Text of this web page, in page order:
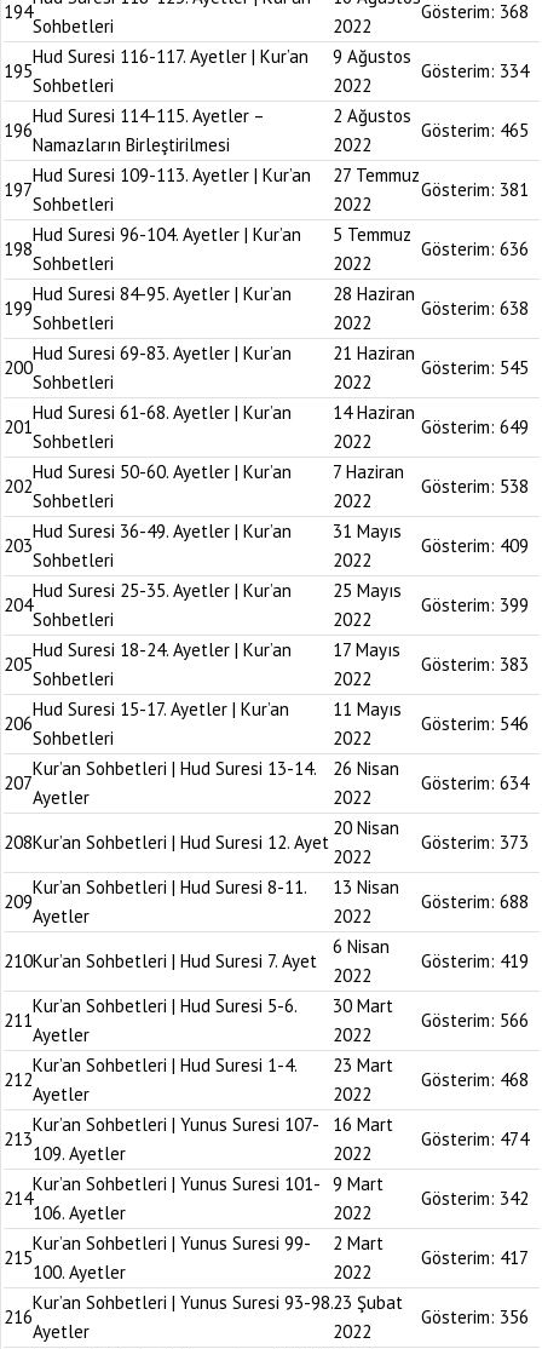
194
Sohbetleri
2022
Gösterim: 368
195
Hud Suresi 116-117. Ayetler | Kur’an
Sohbetleri
9 Ağustos
2022
Gösterim: 334
196
Hud Suresi 114-115. Ayetler –
Namazların Birleştirilmesi
2 Ağustos
2022
Gösterim: 465
197
Hud Suresi 109-113. Ayetler | Kur’an
Sohbetleri
27 Temmuz
2022
Gösterim: 381
198
Hud Suresi 96-104. Ayetler | Kur’an
Sohbetleri
5 Temmuz
2022
Gösterim: 636
199
Hud Suresi 84-95. Ayetler | Kur’an
Sohbetleri
28 Haziran
2022
Gösterim: 638
200
Hud Suresi 69-83. Ayetler | Kur’an
Sohbetleri
21 Haziran
2022
Gösterim: 545
201
Hud Suresi 61-68. Ayetler | Kur’an
Sohbetleri
14 Haziran
2022
Gösterim: 649
202
Hud Suresi 50-60. Ayetler | Kur’an
Sohbetleri
7 Haziran
2022
Gösterim: 538
203
Hud Suresi 36-49. Ayetler | Kur’an
Sohbetleri
31 Mayıs
2022
Gösterim: 409
204
Hud Suresi 25-35. Ayetler | Kur’an
Sohbetleri
25 Mayıs
2022
Gösterim: 399
205
Hud Suresi 18-24. Ayetler | Kur’an
Sohbetleri
17 Mayıs
2022
Gösterim: 383
206
Hud Suresi 15-17. Ayetler | Kur’an
Sohbetleri
11 Mayıs
2022
Gösterim: 546
207
Kur’an Sohbetleri | Hud Suresi 13-14.
Ayetler
26 Nisan
2022
Gösterim: 634
208Kur’an Sohbetleri | Hud Suresi 12. Ayet
20 Nisan
2022
Gösterim: 373
209
Kur’an Sohbetleri | Hud Suresi 8-11.
Ayetler
13 Nisan
2022
Gösterim: 688
210Kur’an Sohbetleri | Hud Suresi 7. Ayet
6 Nisan
2022
Gösterim: 419
211
Kur’an Sohbetleri | Hud Suresi 5-6.
Ayetler
30 Mart
2022
Gösterim: 566
212
Kur’an Sohbetleri | Hud Suresi 1-4.
Ayetler
23 Mart
2022
Gösterim: 468
213
Kur’an Sohbetleri | Yunus Suresi 107-
109. Ayetler
16 Mart
2022
Gösterim: 474
214
Kur’an Sohbetleri | Yunus Suresi 101-
106. Ayetler
9 Mart
2022
Gösterim: 342
215
Kur’an Sohbetleri | Yunus Suresi 99-
100. Ayetler
2 Mart
2022
Gösterim: 417
216
Kur’an Sohbetleri | Yunus Suresi 93-98.
Ayetler
23 Şubat
2022
Gösterim: 356